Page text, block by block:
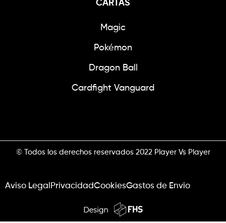
Magic
Pokémon
Dragon Ball
Cardfight Vanguard
© Todos los derechos reservados 2022 Player Vs Player
Aviso LegalPrivacidadCookiesGastos de Envio